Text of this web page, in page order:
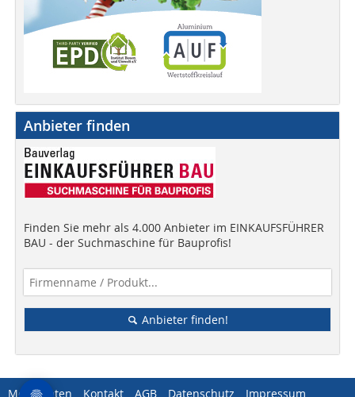
Anbieter finden
Finden Sie mehr als 4.000 Anbieter im EINKAUFSFÜHRER
BAU - der Suchmaschine für Bauprofis!
Anbieter finden!
Mediadaten Kontakt AGB Datenschutz Impressum